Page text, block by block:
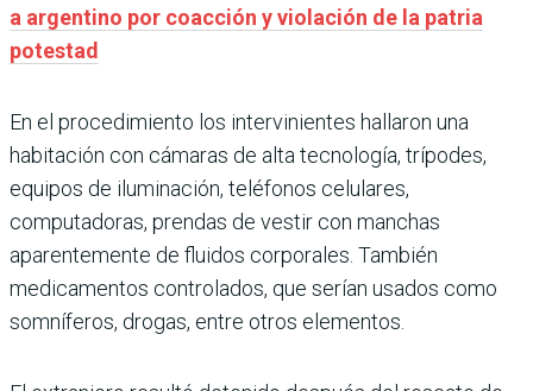
a argentino por coacción y violación de la patria
potestad
En el procedimiento los intervinientes hallaron una
habitación con cámaras de alta tecnología, trípodes,
equipos de iluminación, teléfonos celulares,
computadoras, prendas de vestir con manchas
aparentemente de fluidos corporales. También
medicamentos controlados, que serían usados como
somníferos, drogas, entre otros elementos.